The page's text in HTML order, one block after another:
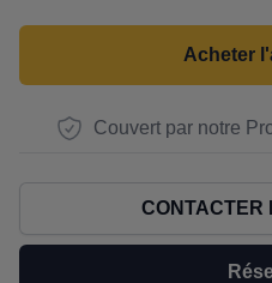
Acheter
Couvert par notre
CONTACTER